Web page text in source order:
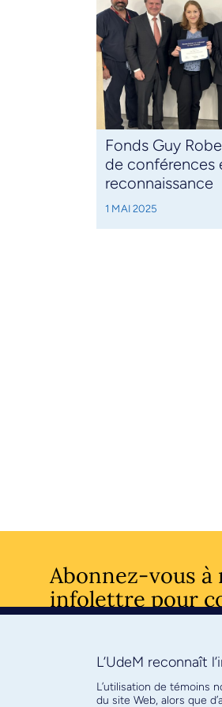
Fonds Guy
de conférences
reconnaissance
1 MAI 2025
Abonnez-vous à
infolettre pour
l’actualité
L’UdeM reconnaît
L’utilisation de témoins
du site Web, alors que